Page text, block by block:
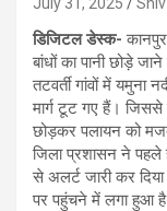
डिजिटल डेस्क-
बांधों का पानी छोड़े
तटवर्ती गांवों में यमुना
मार्ग टूट गए हैं। जिससे
छोड़कर पलायन को
जिला प्रशासन ने पहले
से अलर्ट जारी कर
पर पहुंचने में लगा हुआ